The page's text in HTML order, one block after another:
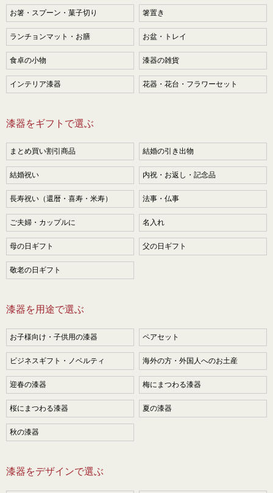
お箸・スプーン・菓子切り 箸置き
ランチョンマット・お膳 お盆・トレイ
食卓の小物 漆器の雑貨
インテリア漆器 花器・花台・フラワーセット
漆器をギフトで選ぶ
まとめ買い割引商品 結婚の引き出物
結婚祝い 内祝・お返し・記念品
長寿祝い（還暦・喜寿・米寿） 法事・仏事
ご夫婦・カップルに 名入れ
母の日ギフト 父の日ギフト
敬老の日ギフト
漆器を用途で選ぶ
お子様向け・子供用の漆器 ペアセット
ビジネスギフト・ノベルティ 海外の方・外国人へのお土産
迎春の漆器 梅にまつわる漆器
桜にまつわる漆器 夏の漆器
秋の漆器
漆器をデザインで選ぶ